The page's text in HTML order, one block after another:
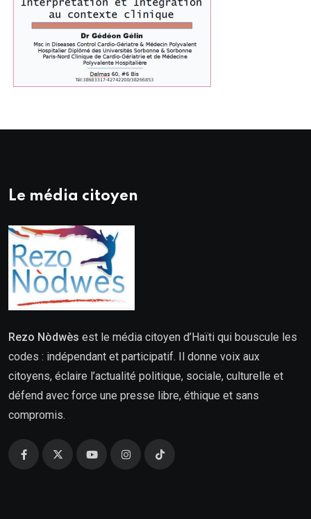
Le média citoyen
Rezo Nòdwès est le média citoyen d’Haïti qui bouscule les
codes : indépendant et participatif. Il donne voix aux
citoyens, éclaire l’actualité politique, sociale, culturelle et
défend avec force une presse libre, éthique et sans
compromis.